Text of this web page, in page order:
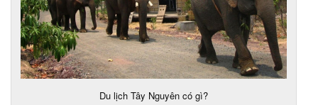
Du lịch Tây Nguyên có gì?